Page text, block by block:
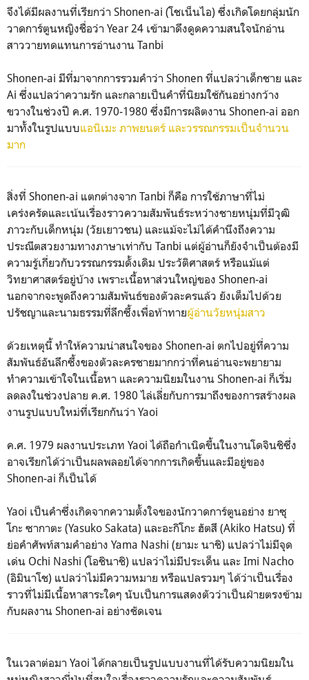
จึงได้มีผลงานที่เรียกว่า Shonen-ai (โชเน็นไอ) ซึ่งเกิดโดยกลุ่มนัก
วาดการ์ตูนหญิงชื่อว่า Year 24 เข้ามาดึงดูดความสนใจนักอ่าน
สาววายทดแทนการอ่านงาน Tanbi
Shonen-ai มีที่มาจากการรวมคำว่า Shonen ที่แปลว่าเด็กชาย และ
Ai ซึ่งแปลว่าความรัก และกลายเป็นคำที่นิยมใช้กันอย่างกว้าง
ขวางในช่วงปี ค.ศ. 1970-1980 ซึ่งมีการผลิตงาน Shonen-ai ออก
มาทั้งในรูปแบบแอนิเมะ ภาพยนตร์ และวรรณกรรมเป็นจำนวน
มาก
สิ่งที่ Shonen-ai แตกต่างจาก Tanbi ก็คือ การใช้ภาษาที่ไม่
เคร่งครัดและเน้นเรื่องราวความสัมพันธ์ระหว่างชายหนุ่มที่มีวุฒิ
ภาวะกับเด็กหนุ่ม (วัยเยาวชน) และแม้จะไม่ได้คำนึงถึงความ
ประณีตสวยงามทางภาษาเท่ากับ Tanbi แต่ผู้อ่านก็ยังจำเป็นต้องมี
ความรู้เกี่ยวกับวรรณกรรมดั้งเดิม ประวัติศาสตร์ หรือแม้แต่
วิทยาศาสตร์อยู่บ้าง เพราะเนื้อหาส่วนใหญ่ของ Shonen-ai
นอกจากจะพูดถึงความสัมพันธ์ของตัวละครแล้ว ยังเต็มไปด้วย
ปรัชญาและนามธรรมที่ลึกซึ้งเพื่อท้าทายผู้อ่านวัยหนุ่มสาว
ด้วยเหตุนี้ ทำให้ความน่าสนใจของ Shonen-ai ตกไปอยู่ที่ความ
สัมพันธ์อันลึกซึ้งของตัวละครชายมากกว่าที่คนอ่านจะพยายาม
ทำความเข้าใจในเนื้อหา และความนิยมในงาน Shonen-ai ก็เริ่ม
ลดลงในช่วงปลาย ค.ศ. 1980 ไล่เลี่ยกับการมาถึงของการสร้างผล
งานรูปแบบใหม่ที่เรียกกันว่า Yaoi
ค.ศ. 1979 ผลงานประเภท Yaoi ได้ถือกำเนิดขึ้นในงานโดจินชิซึ่ง
อาจเรียกได้ว่าเป็นผลพลอยได้จากการเกิดขึ้นและมีอยู่ของ
Shonen-ai ก็เป็นได้
Yaoi เป็นคำซึ่งเกิดจากความตั้งใจของนักวาดการ์ตูนอย่าง ยาซุ
โกะ ซากาตะ (Yasuko Sakata) และอะกิโกะ ฮัตสึ (Akiko Hatsu) ที่
ย่อคำศัพท์สามคำอย่าง Yama Nashi (ยามะ นาชิ) แปลว่าไม่มีจุด
เด่น Ochi Nashi (โอชินาชิ) แปลว่าไม่มีประเด็น และ Imi Nacho
(อิมินาโช) แปลว่าไม่มีความหมาย หรือแปลรวมๆ ได้ว่าเป็นเรื่อง
ราวที่ไม่มีเนื้อหาสาระใดๆ นับเป็นการแสดงตัวว่าเป็นฝ่ายตรงข้าม
กับผลงาน Shonen-ai อย่างชัดเจน
ในเวลาต่อมา Yaoi ได้กลายเป็นรูปแบบงานที่ได้รับความนิยมใน